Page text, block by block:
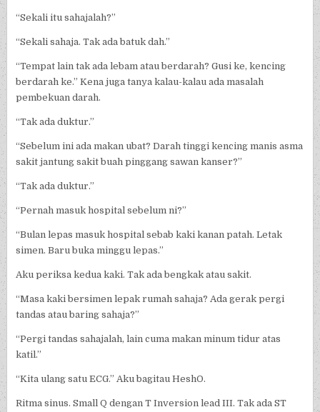
“Sekali itu sahajalah?”
“Sekali sahaja. Tak ada batuk dah.”
“Tempat lain tak ada lebam atau berdarah? Gusi ke, kencing
berdarah ke.” Kena juga tanya kalau-kalau ada masalah
pembekuan darah.
“Tak ada duktur.”
“Sebelum ini ada makan ubat? Darah tinggi kencing manis asma
sakit jantung sakit buah pinggang sawan kanser?”
“Tak ada duktur.”
“Pernah masuk hospital sebelum ni?”
“Bulan lepas masuk hospital sebab kaki kanan patah. Letak
simen. Baru buka minggu lepas.”
Aku periksa kedua kaki. Tak ada bengkak atau sakit.
“Masa kaki bersimen lepak rumah sahaja? Ada gerak pergi
tandas atau baring sahaja?”
“Pergi tandas sahajalah, lain cuma makan minum tidur atas
katil.”
“Kita ulang satu ECG.” Aku bagitau HeshO.
Ritma sinus. Small Q dengan T Inversion lead III. Tak ada ST